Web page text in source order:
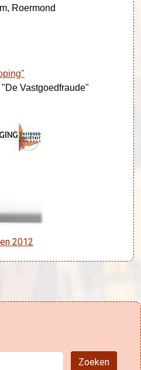
Roermond
Vastgoedfraude"
2012
Zoeken